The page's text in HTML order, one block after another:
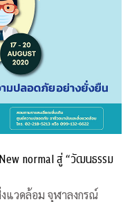
normal สู่ “วัฒนธรรม
แวดล้อม จุฬาลงกรณ์